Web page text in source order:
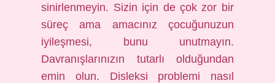
sinirlenmeyin. Sizin için de çok zor bir
süreç ama amacınız çocuğunuzun
iyileşmesi, bunu unutmayın.
Davranışlarınızın tutarlı olduğundan
emin olun. Disleksi problemi nasıl